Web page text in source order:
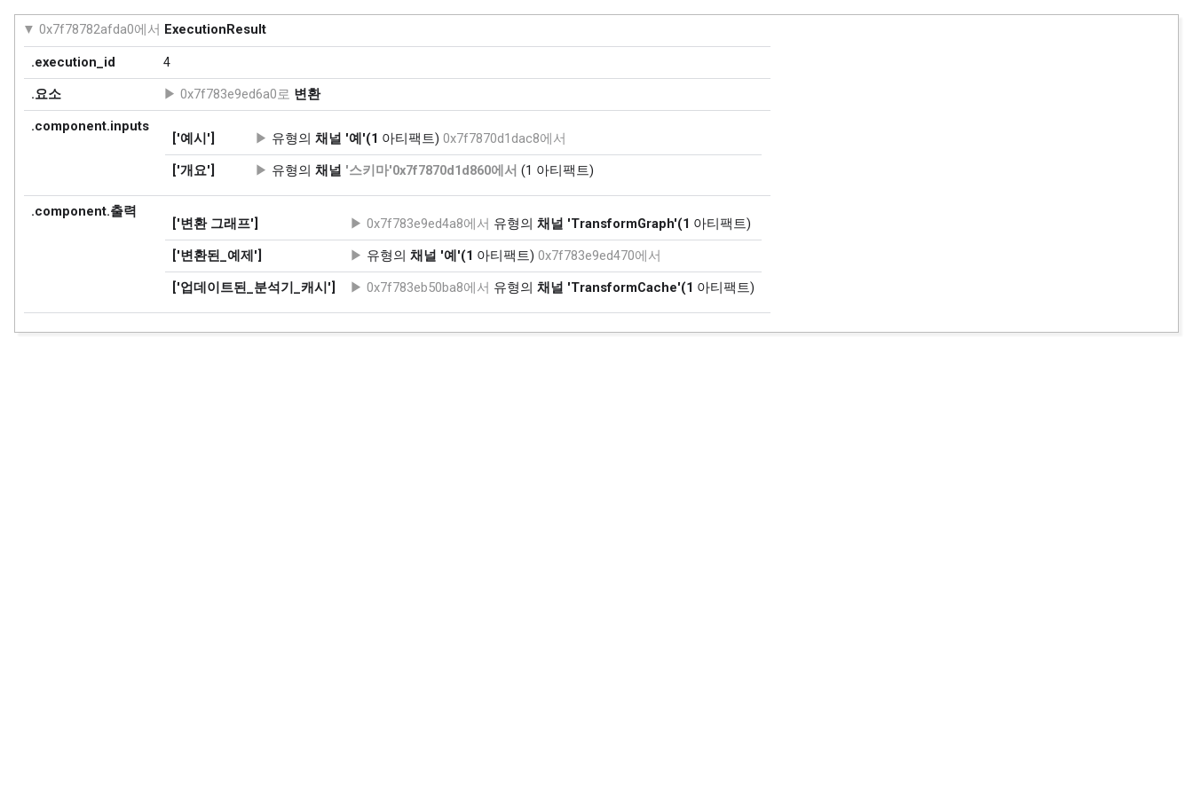
0x7f78782afda0에서 ExecutionResult
.execution_id
4
.요소
0x7f783e9ed6a0로 변환
.component.inputs
['예시'] 유형의 채널 '예'(1 아티팩트) 0x7f7870d1dac8에서
['개요']
유형의 채널 '스키마'0x7f7870d1d860에서 (1 아티팩트)
.component.출력
['변환 그래프'] 0x7f783e9ed4a8에서 유형의 채널 'TransformGraph'(1 아티팩트)
['변환된_예제']
유형의 채널 '예'(1 아티팩트) 0x7f783e9ed470에서
['업데이트된_분석기_캐시']
0x7f783eb50ba8에서 유형의 채널 'TransformCache'(1 아티팩트)